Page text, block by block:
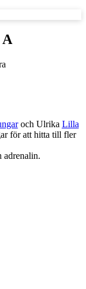
och Ulrika Lilla
för att hitta till fler
adrenalin.